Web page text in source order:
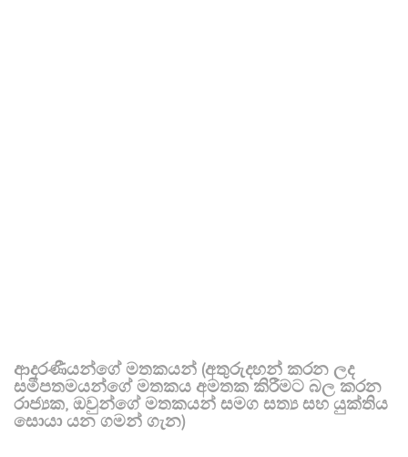
ආදරණීයන්ගේ මතකයන් (අතුරුදහන් කරන ලද
සමීපතමයන්ගේ මතකය අමතක කිරීමට බල කරන
රාජ්‍යක, ඔවුන්ගේ මතකයන් සමග සත්‍ය සහ යුක්තිය
සොයා යන ගමන් ගැන)